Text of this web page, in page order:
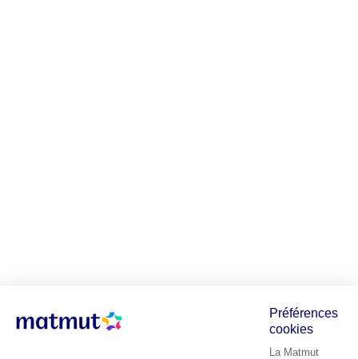
Préférences
cookies
La Matmut